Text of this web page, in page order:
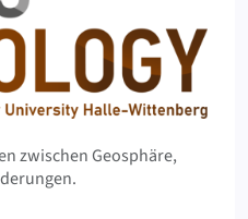
zwischen Geosphäre,